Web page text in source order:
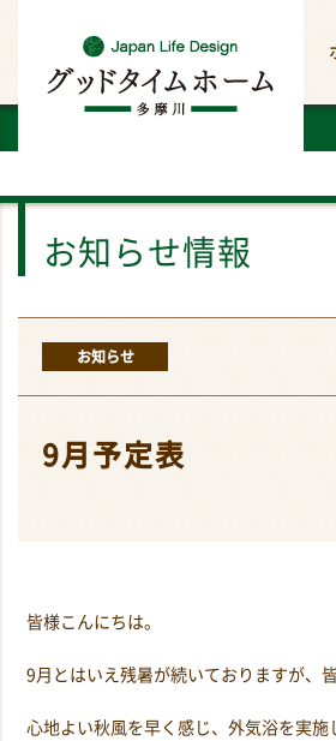
お知らせ情報
お知らせ
9月予定表
皆様こんにちは。
9月とはいえ残暑が続いておりますが、
心地よい秋風を早く感じ、外気浴を実施